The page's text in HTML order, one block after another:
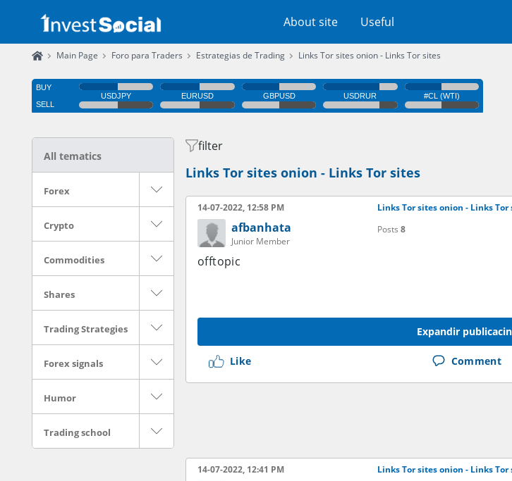
About site Useful
Main Page Foro para Traders Estrategias de Trading Links Tor sites onion - Links Tor sites
All tematics
Forex
Crypto
Commodities
Shares
Trading Strategies
Forex signals
Humor
Trading school
filter
Links Tor sites onion - Links Tor sites
14-07-2022, 12:58 PM Links Tor sites onion - Links Tor
afbanhata
Junior Member
Posts 8
offtopic
Expandir publicacin
Like Comment
14-07-2022, 12:41 PM Links Tor sites onion - Links Tor